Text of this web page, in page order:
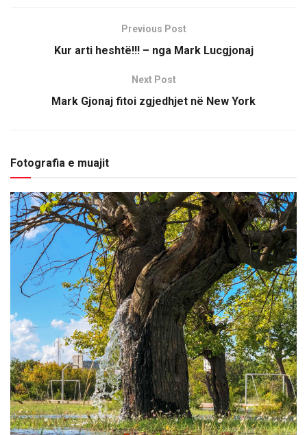
Previous Post
Kur arti heshtë!!! – nga Mark Lucgjonaj
Next Post
Mark Gjonaj fitoi zgjedhjet në New York
Fotografia e muajit